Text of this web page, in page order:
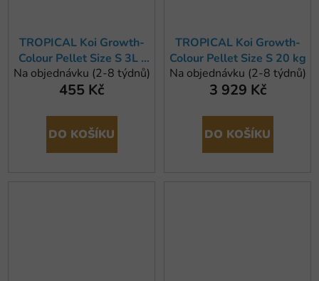
TROPICAL Koi Growth-
Colour Pellet Size S 3L /
1,2kg
Na objednávku (2-8 týdnů)
455 Kč
DO KOŠÍKU
TROPICAL Koi Growth-
Colour Pellet Size S 20 kg
Na objednávku (2-8 týdnů)
3 929 Kč
DO KOŠÍKU